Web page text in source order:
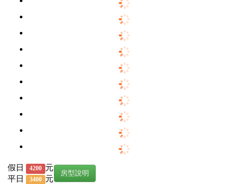
假日 4200 元
平日
3400 元
房型說明